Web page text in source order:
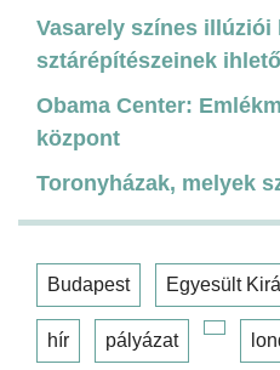
Vasarely színes illúziói
sztárépítészeinek
Obama Center:
központ
Toronyházak, melyek
Budapest Egyesült
hír pályázat